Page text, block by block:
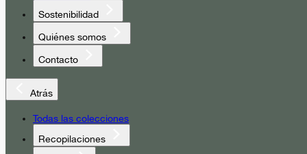
Sostenibilidad
Quiénes somos
Contacto
Atrás
Todas las colecciones
Recopilaciones